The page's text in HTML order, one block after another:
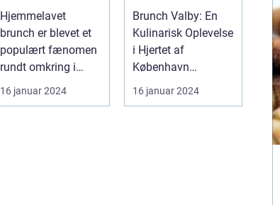
alsidig måde at
sætte prikken
over iet på din
morgenmad
eller frokost
Hjemmelavet
brunch er blevet et
populært fænomen
rundt omkring i
verden. Det er den
perfekte måde at...
16 januar 2024
Eventyrrejsende
og Backpackere
Brunch Valby: En
Kulinarisk Oplevelse
i Hjertet af
København
Introduktion til
16 januar 2024